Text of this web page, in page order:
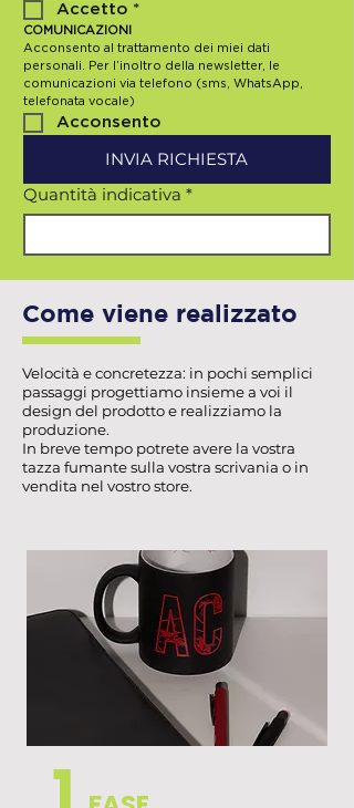
Accetto *
COMUNICAZIONI
Acconsento al trattamento dei miei dati
personali. Per l’inoltro della newsletter, le
comunicazioni via telefono (sms, WhatsApp,
telefonata vocale)
Acconsento
INVIA RICHIESTA
Quantità indicativa *
Come viene realizzato
Velocità e concretezza: in pochi semplici
passaggi progettiamo insieme a voi il
design del prodotto e realizziamo la
produzione.
In breve tempo potrete avere la vostra
tazza fumante sulla vostra scrivania o in
vendita nel vostro store.